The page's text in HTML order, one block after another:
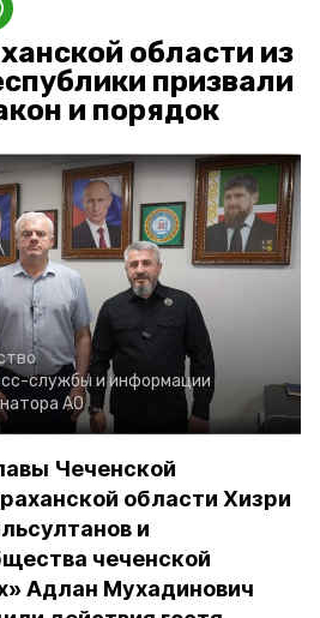
области из
призвали
и порядок
службы и информации
АО
Чеченской
области Хизри
и
чеченской
Адлан Мухадинович